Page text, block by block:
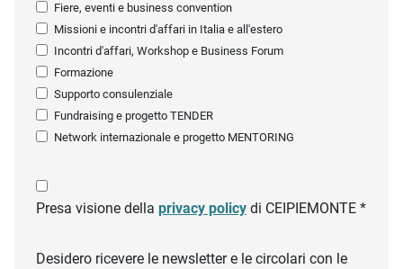
Fiere, eventi e business convention
Missioni e incontri d'affari in Italia e all'estero
Incontri d'affari, Workshop e Business Forum
Formazione
Supporto consulenziale
Fundraising e progetto TENDER
Network internazionale e progetto MENTORING
Presa visione della privacy policy di CEIPIEMONTE *
Desidero ricevere le newsletter e le circolari con le